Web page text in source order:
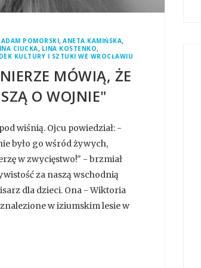
ADAM POMORSKI, ANETA KAMIŃSKA,
CIUCKA, LINA KOSTENKO,
KULTURY I SZTUKI WE WROCŁAWIU
MÓWIĄ, ŻE
O WOJNIE"
wiśnią. Ojcu powiedział: -
było go wśród żywych,
w zwycięstwo!" - brzmiał
za naszą wschodnią
dla dzieci. Ona - Wiktoria
w iziumskim lesie w